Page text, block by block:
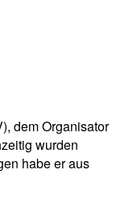
dem Organisator
wurden
habe er aus